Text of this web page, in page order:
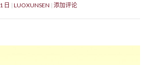
日 LUOXUNSEN 添加评论